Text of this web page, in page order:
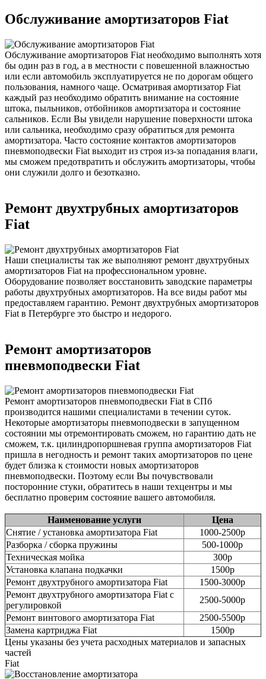
Обслуживание амортизаторов Fiat
Обслуживание амортизаторов Fiat необходимо выполнять хотя
бы один раз в год, а в местности с повешенной влажностью
или если автомобиль эксплуатируется не по дорогам общего
пользования, намного чаще. Осматривая амортизатор Fiat
каждый раз необходимо обратить внимание на состояние
штока, пыльников, отбойников амортизатора и состояние
сальников. Если Вы увидели нарушение поверхности штока
или сальника, необходимо сразу обратиться для ремонта
амортизатора. Часто состояние контактов амортизаторов
пневмоподвески Fiat выходит из строя из-за попадания влаги,
мы сможем предотвратить и обслужить амортизаторы, чтобы
они служили долго и безотказно.
Ремонт двухтрубных амортизаторов
Fiat
Наши специалисты так же выполняют ремонт двухтрубных
амортизаторов Fiat на профессиональном уровне.
Оборудование позволяет восстановить заводские параметры
работы двухтрубных амортизаторов. На все виды работ мы
предоставляем гарантию. Ремонт двухтрубных амортизаторов
Fiat в Петербурге это быстро и недорого.
Ремонт амортизаторов
пневмоподвески Fiat
Ремонт амортизаторов пневмоподвески Fiat в СПб
производится нашими специалистами в течении суток.
Некоторые амортизаторы пневмоподвески в запущенном
состоянии мы отремонтировать сможем, но гарантию дать не
сможем, т.к. цилиндропоршневая группа амортизаторов Fiat
пришла в негодность и ремонт таких амортизаторов по цене
будет близка к стоимости новых амортизаторов
пневмоподвески. Поэтому если Вы почувствовали
посторонние стуки, обратитесь в наши техцентры и мы
бесплатно проверим состояние вашего автомобиля.
Наименование услуги
Цена
Снятие / установка амортизатора Fiat
1000-2500р
Разборка / сборка пружины
500-1000р
Техническая мойка
300р
Установка клапана подкачки
1500р
Ремонт двухтрубного амортизатора Fiat
1500-3000р
Ремонт двухтрубного амортизатора Fiat с
регулировкой
2500-5000р
Ремонт винтового амортизатора Fiat
2500-5500р
Замена картриджа Fiat
1500р
Цены указаны без учета расходных материалов и запасных
частей
Fiat